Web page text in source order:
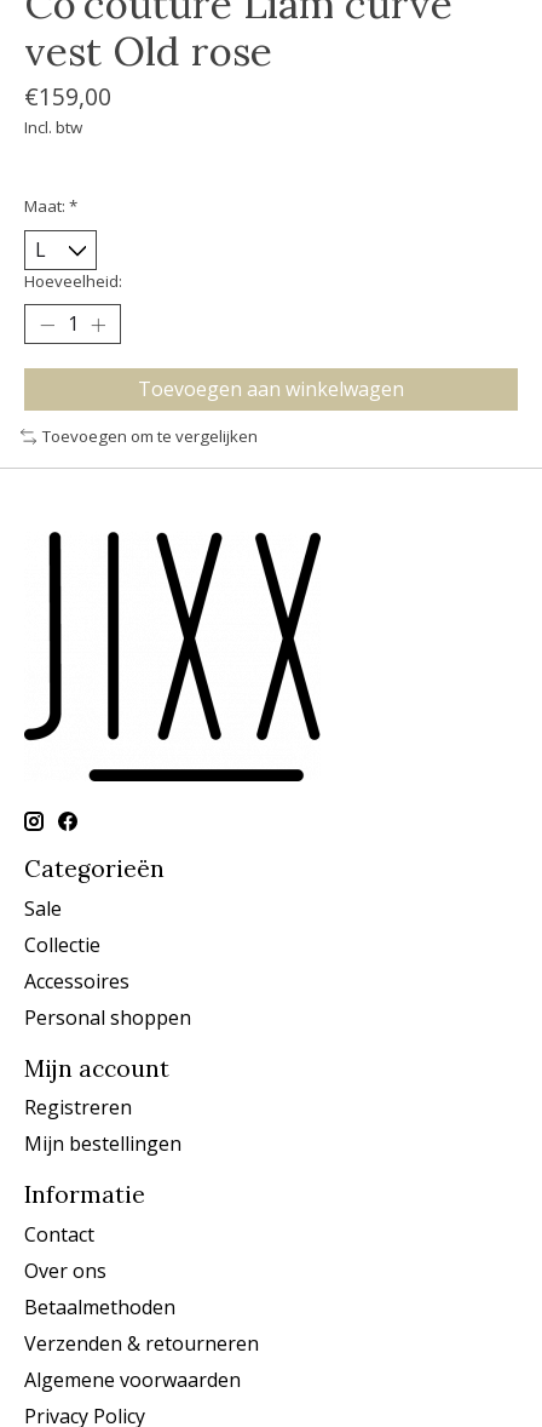
vest Old rose
€159,00
Incl. btw
Maat: *
Hoeveelheid:
Toevoegen aan winkelwagen
Toevoegen om te vergelijken
Categorieën
Sale
Collectie
Accessoires
Personal shoppen
Mijn account
Registreren
Mijn bestellingen
Informatie
Contact
Over ons
Betaalmethoden
Verzenden & retourneren
Algemene voorwaarden
Privacy Policy